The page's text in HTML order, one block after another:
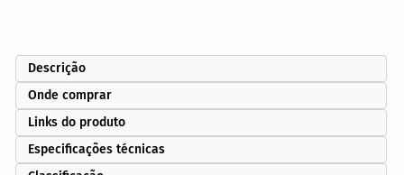
Descrição
Onde comprar
Links do produto
Especificações técnicas